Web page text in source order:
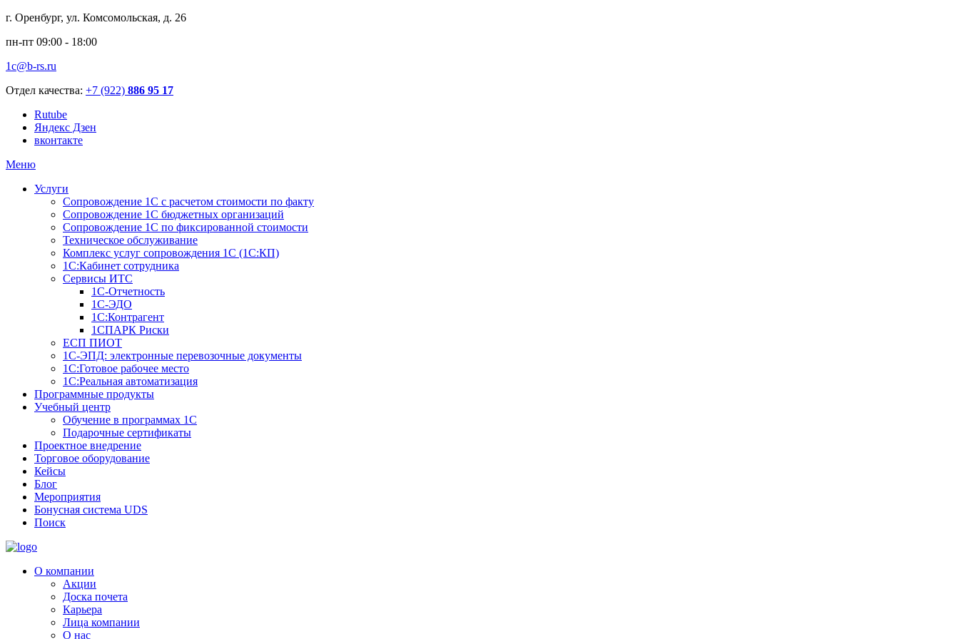
г. Оренбург, ул. Комсомольская, д. 26
пн-пт 09:00 - 18:00
1c@b-rs.ru
Отдел качества: +7 (922) 886 95 17
Rutube
Яндекс Дзен
вконтакте
Меню
Услуги
Сопровождение 1С с расчетом стоимости по факту
Сопровождение 1С бюджетных организаций
Сопровождение 1С по фиксированной стоимости
Техническое обслуживание
Комплекс услуг сопровождения 1С (1С:КП)
1С:Кабинет сотрудника
Сервисы ИТС
1С-Отчетность
1С-ЭДО
1С:Контрагент
1СПАРК Риски
ЕСП ПИОТ
1С-ЭПД: электронные перевозочные документы
1С:Готовое рабочее место
1С:Реальная автоматизация
Программные продукты
Учебный центр
Обучение в программах 1С
Подарочные сертификаты
Проектное внедрение
Торговое оборудование
Кейсы
Блог
Мероприятия
Бонусная система UDS
Поиск
О компании
Акции
Доска почета
Карьера
Лица компании
О нас